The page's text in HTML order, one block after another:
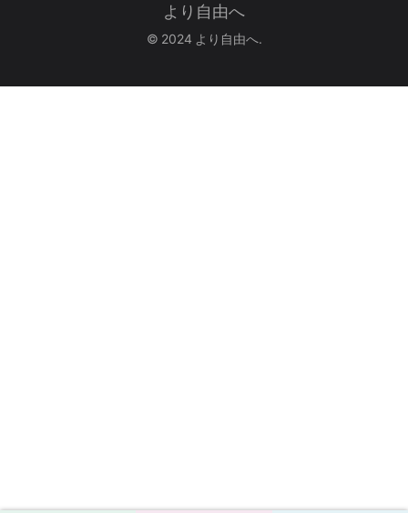
より自由へ
© 2024 より自由へ.